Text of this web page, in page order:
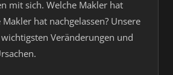
mit sich. Welche Makler hat
Makler hat nachgelassen? Unsere
Veränderungen und